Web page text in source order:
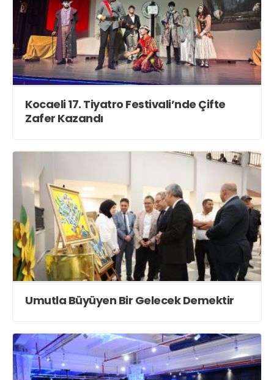
Kocaeli 17. Tiyatro Festivali’nde Çifte
Zafer Kazandı
Umutla Büyüyen Bir Gelecek Demektir